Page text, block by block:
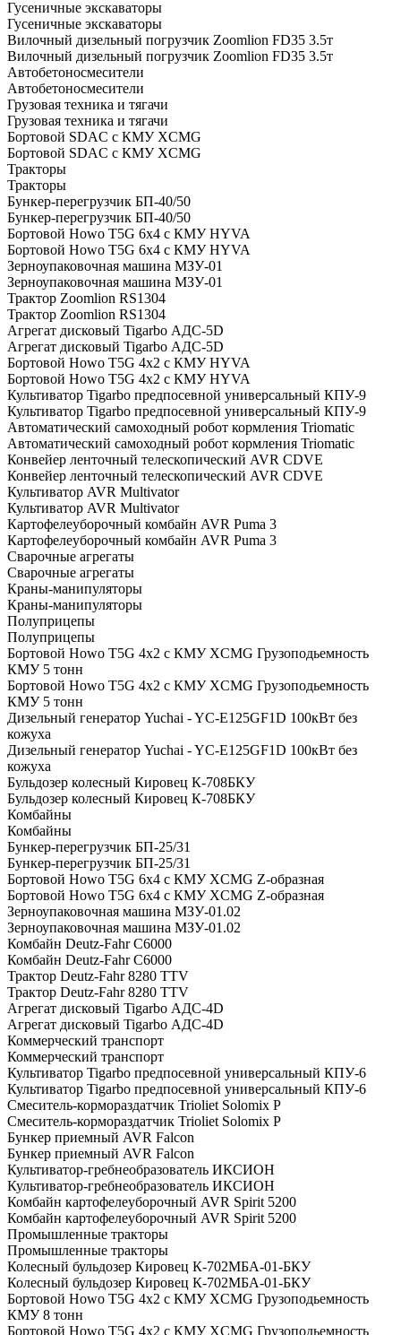
Гусеничные экскаваторы
Гусеничные экскаваторы
Вилочный дизельный погрузчик Zoomlion FD35 3.5т
Вилочный дизельный погрузчик Zoomlion FD35 3.5т
Автобетоносмесители
Автобетоносмесители
Грузовая техника и тягачи
Грузовая техника и тягачи
Бортовой SDAC с КМУ XCMG
Бортовой SDAC с КМУ XCMG
Тракторы
Тракторы
Бункер-перегрузчик БП-40/50
Бункер-перегрузчик БП-40/50
Бортовой Howo T5G 6х4 c КМУ HYVA
Бортовой Howo T5G 6х4 c КМУ HYVA
Зерноупаковочная машина МЗУ-01
Зерноупаковочная машина МЗУ-01
Трактор Zoomlion RS1304
Трактор Zoomlion RS1304
Агрегат дисковый Tigarbo АДС-5D
Агрегат дисковый Tigarbo АДС-5D
Бортовой Howo T5G 4х2 c КМУ HYVA
Бортовой Howo T5G 4х2 c КМУ HYVA
Культиватор Tigarbo предпосевной универсальный КПУ-9
Культиватор Tigarbo предпосевной универсальный КПУ-9
Автоматический самоходный робот кормления Triomatic
Автоматический самоходный робот кормления Triomatic
Конвейер ленточный телескопический AVR CDVE
Конвейер ленточный телескопический AVR CDVE
Культиватор AVR Multivator
Культиватор AVR Multivator
Картофелеуборочный комбайн AVR Puma 3
Картофелеуборочный комбайн AVR Puma 3
Сварочные агрегаты
Сварочные агрегаты
Краны-манипуляторы
Краны-манипуляторы
Полуприцепы
Полуприцепы
Бортовой Howo T5G 4х2 c КМУ XCMG Грузоподьемность
КМУ 5 тонн
Бортовой Howo T5G 4х2 c КМУ XCMG Грузоподьемность
КМУ 5 тонн
Дизельный генератор Yuchai - YC-E125GF1D 100кВт без
кожуха
Дизельный генератор Yuchai - YC-E125GF1D 100кВт без
кожуха
Бульдозер колесный Кировец К-708БКУ
Бульдозер колесный Кировец К-708БКУ
Комбайны
Комбайны
Бункер-перегрузчик БП-25/31
Бункер-перегрузчик БП-25/31
Бортовой Howo T5G 6х4 c КМУ XCMG Z-образная
Бортовой Howo T5G 6х4 c КМУ XCMG Z-образная
Зерноупаковочная машина МЗУ-01.02
Зерноупаковочная машина МЗУ-01.02
Комбайн Deutz-Fahr C6000
Комбайн Deutz-Fahr C6000
Трактор Deutz-Fahr 8280 TTV
Трактор Deutz-Fahr 8280 TTV
Агрегат дисковый Tigarbo АДС-4D
Агрегат дисковый Tigarbo АДС-4D
Коммерческий транспорт
Коммерческий транспорт
Культиватор Tigarbo предпосевной универсальный КПУ-6
Культиватор Tigarbo предпосевной универсальный КПУ-6
Смеситель-кормораздатчик Trioliet Solomix P
Смеситель-кормораздатчик Trioliet Solomix P
Бункер приемный AVR Falcon
Бункер приемный AVR Falcon
Культиватор-гребнеобразователь ИКСИОН
Культиватор-гребнеобразователь ИКСИОН
Комбайн картофелеуборочный AVR Spirit 5200
Комбайн картофелеуборочный AVR Spirit 5200
Промышленные тракторы
Промышленные тракторы
Колесный бульдозер Кировец К-702МБА-01-БКУ
Колесный бульдозер Кировец К-702МБА-01-БКУ
Бортовой Howo T5G 4х2 c КМУ XCMG Грузоподьемность
КМУ 8 тонн
Бортовой Howo T5G 4х2 c КМУ XCMG Грузоподьемность